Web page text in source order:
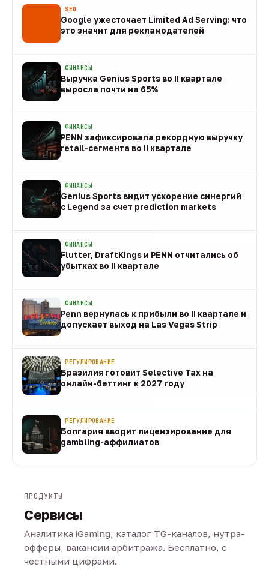
SEO
Google ужесточает Limited Ad Serving: что
это значит для рекламодателей
ФИНАНСЫ
Выручка Genius Sports во II квартале
выросла почти на 65%
ФИНАНСЫ
PENN зафиксировала рекордную выручку
retail-сегмента во II квартале
ФИНАНСЫ
Genius Sports видит ускорение синергий
с Legend за счет prediction markets
ФИНАНСЫ
Flutter, DraftKings и PENN отчитались об
убытках во II квартале
ФИНАНСЫ
Penn вернулась к прибыли во II квартале и
допускает выход на Las Vegas Strip
РЕГУЛИРОВАНИЕ
Бразилия готовит Selective Tax на
онлайн-беттинг к 2027 году
РЕГУЛИРОВАНИЕ
Болгария вводит лицензирование для
gambling-аффилиатов
ПРОДУКТЫ
Сервисы
Аналитика iGaming, каталог TG-каналов, нутра-
офферы, вакансии арбитража. Бесплатно, с
честными цифрами.